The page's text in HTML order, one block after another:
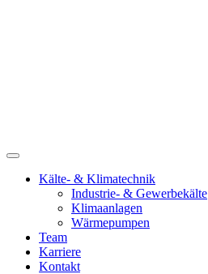
Kälte- & Klimatechnik
Industrie- & Gewerbekälte
Klimaanlagen
Wärmepumpen
Team
Karriere
Kontakt